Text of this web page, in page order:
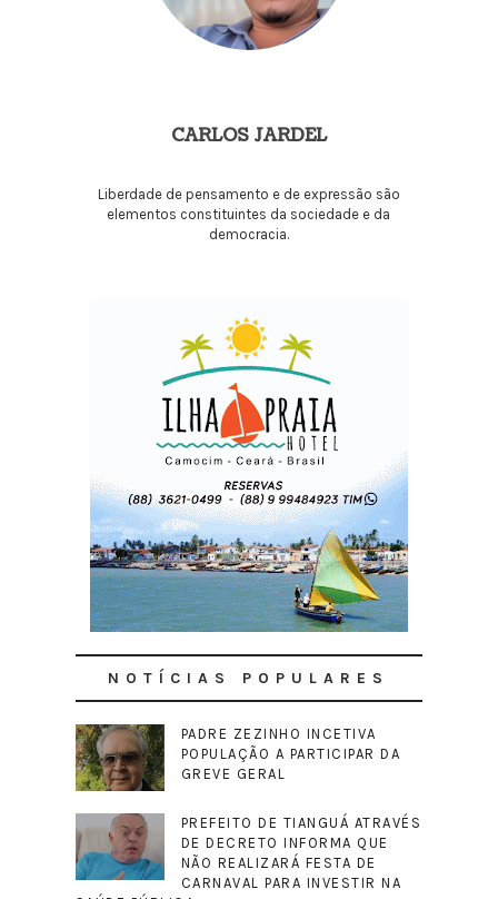
CARLOS JARDEL
Liberdade de pensamento e de expressão são
elementos constituintes da sociedade e da
democracia.
NOTÍCIAS POPULARES
PADRE ZEZINHO INCETIVA
POPULAÇÃO A PARTICIPAR DA
GREVE GERAL
PREFEITO DE TIANGUÁ ATRAVÉS
DE DECRETO INFORMA QUE
NÃO REALIZARÁ FESTA DE
CARNAVAL PARA INVESTIR NA